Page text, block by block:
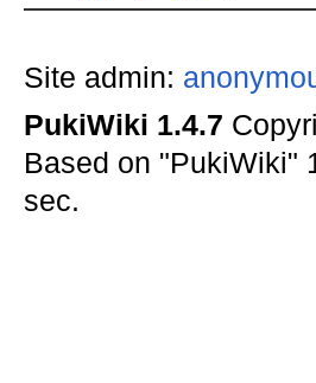
Site admin:
PukiWiki 1.4.7
Based on "PukiWiki"
sec.